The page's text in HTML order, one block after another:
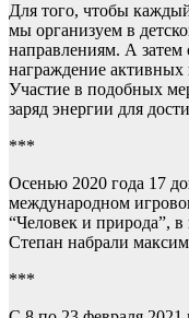
Для того, чтобы
мы организуем в
направлениям. А затем
награждение активных
Участие в подобных
заряд энергии для
***
Осенью 2020 года 17
международном
“Человек и природа”,
Степан набрали
***